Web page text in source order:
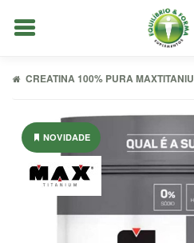
Entrar
Cadastrar
CREATINA 100% PURA
NOVIDADE